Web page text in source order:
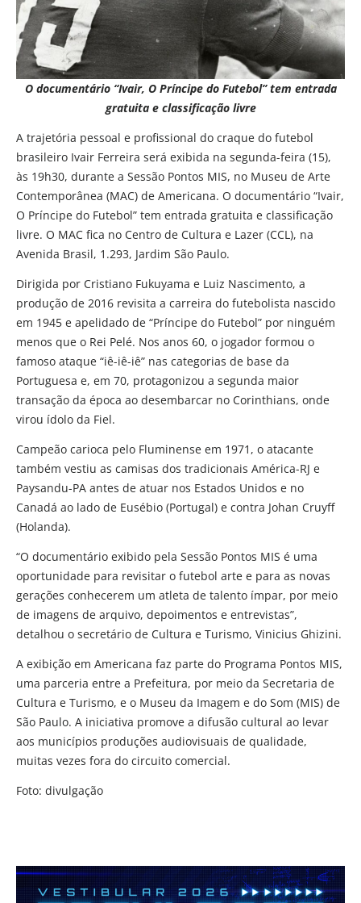
O documentário “Ivair, O Príncipe do Futebol” tem entrada
gratuita e classificação livre
A trajetória pessoal e profissional do craque do futebol
brasileiro Ivair Ferreira será exibida na segunda-feira (15),
às 19h30, durante a Sessão Pontos MIS, no Museu de Arte
Contemporânea (MAC) de Americana. O documentário “Ivair,
O Príncipe do Futebol” tem entrada gratuita e classificação
livre. O MAC fica no Centro de Cultura e Lazer (CCL), na
Avenida Brasil, 1.293, Jardim São Paulo.
Dirigida por Cristiano Fukuyama e Luiz Nascimento, a
produção de 2016 revisita a carreira do futebolista nascido
em 1945 e apelidado de “Príncipe do Futebol” por ninguém
menos que o Rei Pelé. Nos anos 60, o jogador formou o
famoso ataque “iê-iê-iê” nas categorias de base da
Portuguesa e, em 70, protagonizou a segunda maior
transação da época ao desembarcar no Corinthians, onde
virou ídolo da Fiel.
Campeão carioca pelo Fluminense em 1971, o atacante
também vestiu as camisas dos tradicionais América-RJ e
Paysandu-PA antes de atuar nos Estados Unidos e no
Canadá ao lado de Eusébio (Portugal) e contra Johan Cruyff
(Holanda).
“O documentário exibido pela Sessão Pontos MIS é uma
oportunidade para revisitar o futebol arte e para as novas
gerações conhecerem um atleta de talento ímpar, por meio
de imagens de arquivo, depoimentos e entrevistas”,
detalhou o secretário de Cultura e Turismo, Vinicius Ghizini.
A exibição em Americana faz parte do Programa Pontos MIS,
uma parceria entre a Prefeitura, por meio da Secretaria de
Cultura e Turismo, e o Museu da Imagem e do Som (MIS) de
São Paulo. A iniciativa promove a difusão cultural ao levar
aos municípios produções audiovisuais de qualidade,
muitas vezes fora do circuito comercial.
Foto: divulgação